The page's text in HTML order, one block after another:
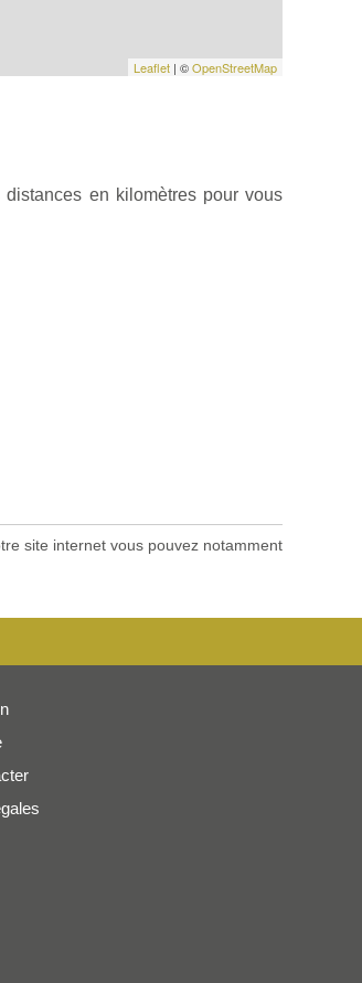
Leaflet | ©OpenStreetMap
en kilomètres pour vous
site internet vous pouvez notamment